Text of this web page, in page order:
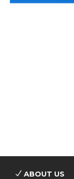
ABOUT US